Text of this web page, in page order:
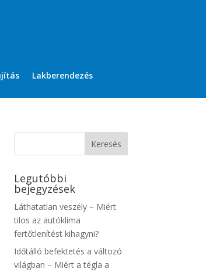
Lakberendezés
Legutóbbi
bejegyzések
Láthatatlan veszély – Miért
tilos az autóklíma
fertőtlenítést kihagyni?
Időtálló befektetés a változó
világban – Miért a tégla a